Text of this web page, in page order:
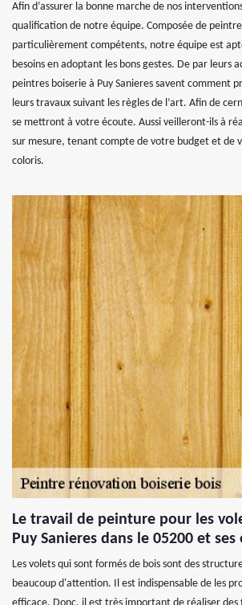
Afin d’assurer la bonne marche de nos
qualification de notre équipe. Composée de
particulièrement compétents, notre équipe est
besoins en adoptant les bons gestes. De par leurs
peintres boiserie à Puy Sanieres savent comment
leurs travaux suivant les règles de l’art. Afin de
se mettront à votre écoute. Aussi veilleront-ils à
sur mesure, tenant compte de votre budget et de
coloris.
Le travail de peinture pour les
Puy Sanieres dans le 05200 et
Les volets qui sont formés de bois sont des
beaucoup d'attention. Il est indispensable de les